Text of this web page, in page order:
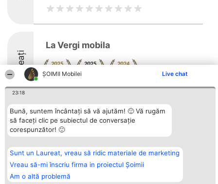
ȘOIMII Mobilei Live chat
23:18
Bună, suntem încântați să vă ajutăm! 🙂 Vă rugăm
să faceți clic pe subiectul de conversație
corespunzător! 🙂
Sunt un Laureat, vreau să ridic materiale de marketing
Vreau să-mi înscriu firma in proiectul Șoimii
Am o altă problemă
Laureați
La Vergi mobila
8.6
Organizator Ranking
BRIGHT SOLUTIONS BR SRL
Sc. A Et. 4 Ap. 13 Cod 061952
București
CUI 36737675
Laureaților
Reguli
Statut